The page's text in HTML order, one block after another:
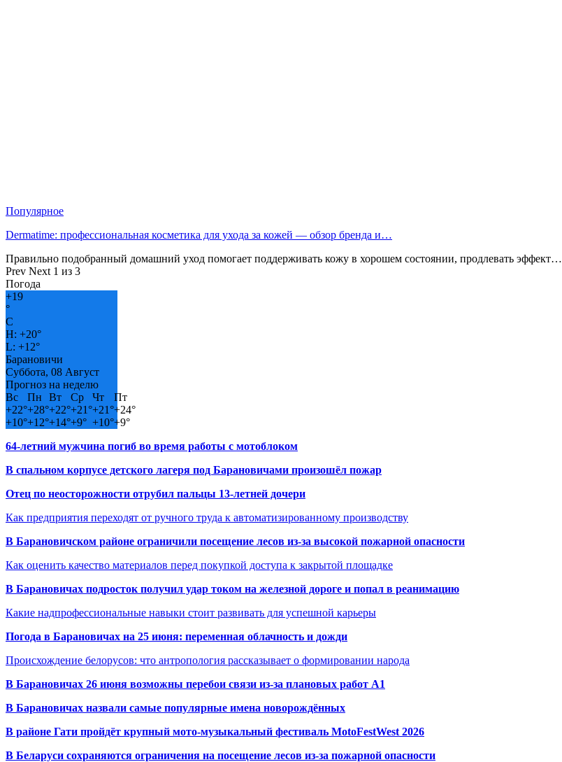
Популярное
Dermatime: профессиональная косметика для ухода за кожей — обзор бренда и…
Правильно подобранный домашний уход помогает поддерживать кожу в хорошем состоянии, продлевать эффект…
Prev Next 1 из 3
Погода
+19
°
C
H: +20°
L: +12°
Барановичи
Суббота, 08 Август
Прогноз на неделю
Вс
Пн Вт Ср Чт
Пт
+22°+28°+22°+21°+21°+24°
+10°+12°+14°+9° +10°+9°
64-летний мужчина погиб во время работы с мотоблоком
В спальном корпусе детского лагеря под Барановичами произошёл пожар
Отец по неосторожности отрубил пальцы 13-летней дочери
Как предприятия переходят от ручного труда к автоматизированному производству
В Барановичском районе ограничили посещение лесов из-за высокой пожарной опасности
Как оценить качество материалов перед покупкой доступа к закрытой площадке
В Барановичах подросток получил удар током на железной дороге и попал в реанимацию
Какие надпрофессиональные навыки стоит развивать для успешной карьеры
Погода в Барановичах на 25 июня: переменная облачность и дожди
Происхождение белорусов: что антропология рассказывает о формировании народа
В Барановичах 26 июня возможны перебои связи из-за плановых работ A1
В Барановичах назвали самые популярные имена новорождённых
В районе Гати пройдёт крупный мото-музыкальный фестиваль MotoFestWest 2026
В Беларуси сохраняются ограничения на посещение лесов из-за пожарной опасности